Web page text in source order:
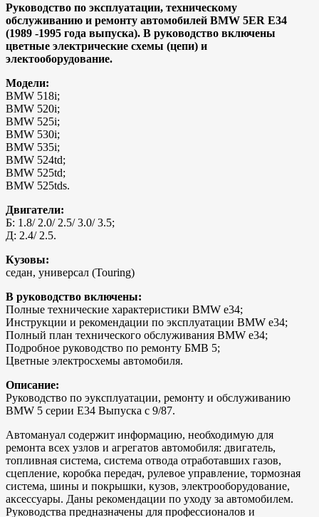
Руководство по эксплуатации, техническому
обслуживанию и ремонту автомобилей BMW 5ER E34
(1989 -1995 года выпуска). В руководство включены
цветные электрические схемы (цепи) и
электооборудование.
Модели:
BMW 518i;
BMW 520i;
BMW 525i;
BMW 530i;
BMW 535i;
BMW 524td;
BMW 525td;
BMW 525tds.
Двигатели:
Б: 1.8/ 2.0/ 2.5/ 3.0/ 3.5;
Д: 2.4/ 2.5.
Кузовы:
седан, универсал (Touring)
В руководство включены:
Полные технические характеристики BMW e34;
Инструкции и рекомендации по эксплуатации BMW e34;
Полный план технического обслуживания BMW e34;
Подробное руководство по ремонту БМВ 5;
Цветные электросхемы автомобиля.
Описание:
Руководство по эуксплуатации, ремонту и обслуживанию
BMW 5 серии Е34 Выпуска с 9/87.
Автомануал содержит информацию, необходимую для
ремонта всех узлов и агрегатов автомобиля: двигатель,
топливная система, система отвода отработавших газов,
сцепление, коробка передач, рулевое управление, тормозная
система, шины и покрышки, кузов, электрооборудование,
аксессуары. Даны рекомендации по уходу за автомобилем.
Руководства предназначены для профессионалов и